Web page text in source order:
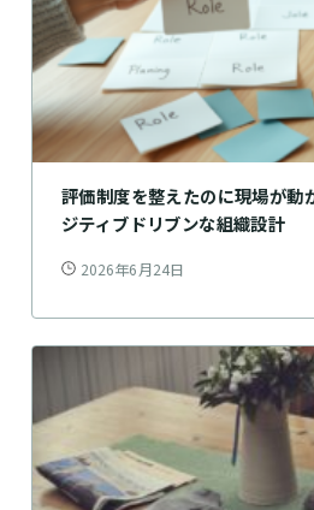
評価制度を整えたのに現場が動
ジティブドリブンな組織設計
2026年6月24日